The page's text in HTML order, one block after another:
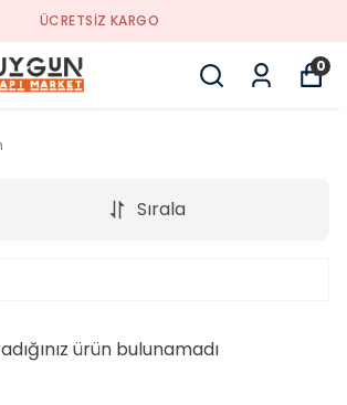
ÜCRETSİZ KARGO
0
Sırala
ürün bulunamadı